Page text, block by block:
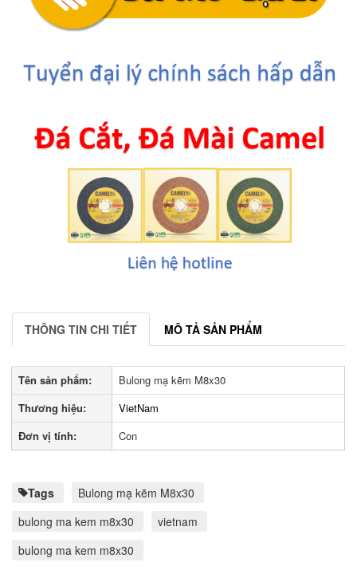
THÔNG TIN CHI TIẾT MÔ TẢ SẢN PHẨM
Tên sản phẩm:
Bulong mạ kẽm M8x30
Thương hiệu:
VietNam
Đơn vị tính:
Con
Tags
Bulong mạ kẽm M8x30
bulong ma kem m8x30
vietnam
bulong ma kem m8x30